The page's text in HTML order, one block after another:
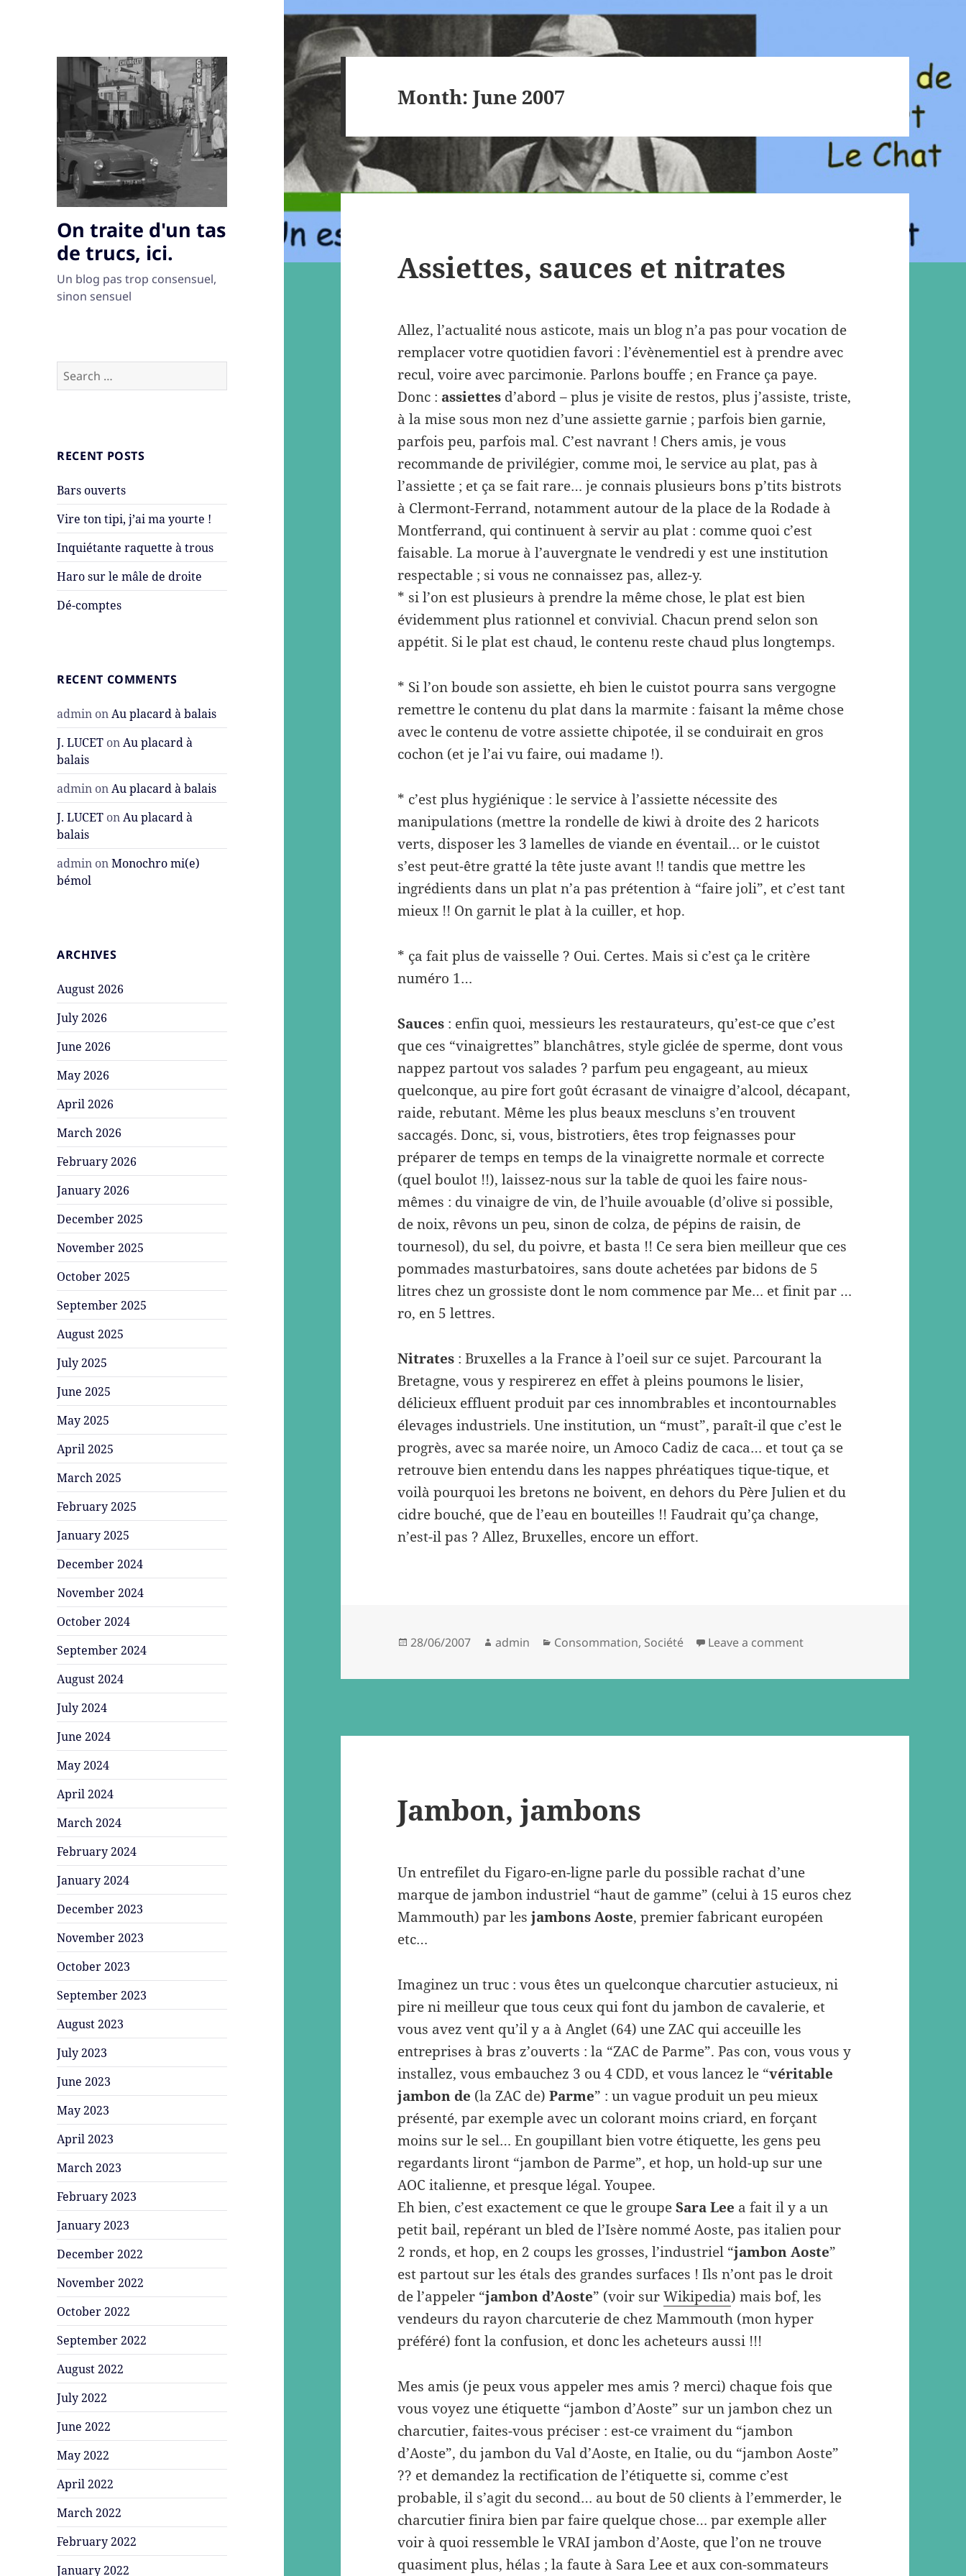
On traite d'un tas
de trucs, ici.
Un blog pas trop consensuel,
sinon sensuel
Search
for:
RECENT POSTS
Bars ouverts
Vire ton tipi, j’ai ma yourte !
Inquiétante raquette à trous
Haro sur le mâle de droite
Dé-comptes
RECENT COMMENTS
admin onAu placard à balais
J. LUCET onAu placard à
balais
admin onAu placard à balais
J. LUCET onAu placard à
balais
admin onMonochro mi(e)
bémol
ARCHIVES
August 2026
July 2026
June 2026
May 2026
April 2026
March 2026
February 2026
January 2026
December 2025
November 2025
October 2025
September 2025
August 2025
July 2025
June 2025
May 2025
April 2025
March 2025
February 2025
January 2025
December 2024
November 2024
October 2024
September 2024
August 2024
July 2024
June 2024
May 2024
April 2024
March 2024
February 2024
January 2024
December 2023
November 2023
October 2023
September 2023
August 2023
July 2023
June 2023
May 2023
April 2023
March 2023
February 2023
January 2023
December 2022
November 2022
October 2022
September 2022
August 2022
July 2022
June 2022
May 2022
April 2022
March 2022
February 2022
January 2022
Month:June 2007
Assiettes, sauces et nitrates
Allez, l’actualité nous asticote, mais un blog n’a pas pour vocation de
remplacer votre quotidien favori : l’évènementiel est à prendre avec
recul, voire avec parcimonie. Parlons bouffe ; en France ça paye.
Donc : assiettes d’abord – plus je visite de restos, plus j’assiste, triste,
à la mise sous mon nez d’une assiette garnie ; parfois bien garnie,
parfois peu, parfois mal. C’est navrant ! Chers amis, je vous
recommande de privilégier, comme moi, le service au plat, pas à
l’assiette ; et ça se fait rare… je connais plusieurs bons p’tits bistrots
à Clermont-Ferrand, notamment autour de la place de la Rodade à
Montferrand, qui continuent à servir au plat : comme quoi c’est
faisable. La morue à l’auvergnate le vendredi y est une institution
respectable ; si vous ne connaissez pas, allez-y.
* si l’on est plusieurs à prendre la même chose, le plat est bien
évidemment plus rationnel et convivial. Chacun prend selon son
appétit. Si le plat est chaud, le contenu reste chaud plus longtemps.
* Si l’on boude son assiette, eh bien le cuistot pourra sans vergogne
remettre le contenu du plat dans la marmite : faisant la même chose
avec le contenu de votre assiette chipotée, il se conduirait en gros
cochon (et je l’ai vu faire, oui madame !).
* c’est plus hygiénique : le service à l’assiette nécessite des
manipulations (mettre la rondelle de kiwi à droite des 2 haricots
verts, disposer les 3 lamelles de viande en éventail… or le cuistot
s’est peut-être gratté la tête juste avant !! tandis que mettre les
ingrédients dans un plat n’a pas prétention à “faire joli”, et c’est tant
mieux !! On garnit le plat à la cuiller, et hop.
* ça fait plus de vaisselle ? Oui. Certes. Mais si c’est ça le critère
numéro 1…
Sauces : enfin quoi, messieurs les restaurateurs, qu’est-ce que c’est
que ces “vinaigrettes” blanchâtres, style giclée de sperme, dont vous
nappez partout vos salades ? parfum peu engageant, au mieux
quelconque, au pire fort goût écrasant de vinaigre d’alcool, décapant,
raide, rebutant. Même les plus beaux mescluns s’en trouvent
saccagés. Donc, si, vous, bistrotiers, êtes trop feignasses pour
préparer de temps en temps de la vinaigrette normale et correcte
(quel boulot !!), laissez-nous sur la table de quoi les faire nous-
mêmes : du vinaigre de vin, de l’huile avouable (d’olive si possible,
de noix, rêvons un peu, sinon de colza, de pépins de raisin, de
tournesol), du sel, du poivre, et basta !! Ce sera bien meilleur que ces
pommades masturbatoires, sans doute achetées par bidons de 5
litres chez un grossiste dont le nom commence par Me… et finit par …
ro, en 5 lettres.
Nitrates : Bruxelles a la France à l’oeil sur ce sujet. Parcourant la
Bretagne, vous y respirerez en effet à pleins poumons le lisier,
délicieux effluent produit par ces innombrables et incontournables
élevages industriels. Une institution, un “must”, paraît-il que c’est le
progrès, avec sa marée noire, un Amoco Cadiz de caca… et tout ça se
retrouve bien entendu dans les nappes phréatiques tique-tique, et
voilà pourquoi les bretons ne boivent, en dehors du Père Julien et du
cidre bouché, que de l’eau en bouteilles !! Faudrait qu’ça change,
n’est-il pas ? Allez, Bruxelles, encore un effort.
Posted
28/06/2007 Author
admin Categories
Consommation, Société Leave a commenton Assiettes, sauces et
Jambon, jambons
Un entrefilet du Figaro-en-ligne parle du possible rachat d’une
marque de jambon industriel “haut de gamme” (celui à 15 euros chez
Mammouth) par lesjambons Aoste, premier fabricant européen
etc…
Imaginez un truc : vous êtes un quelconque charcutier astucieux, ni
pire ni meilleur que tous ceux qui font du jambon de cavalerie, et
vous avez vent qu’il y a à Anglet (64) une ZAC qui acceuille les
entreprises à bras z’ouverts : la “ZAC de Parme”. Pas con, vous vous y
installez, vous embauchez 3 ou 4 CDD, et vous lancez le “véritable
jambon de (la ZAC de)Parme” : un vague produit un peu mieux
présenté, par exemple avec un colorant moins criard, en forçant
moins sur le sel… En goupillant bien votre étiquette, les gens peu
regardants liront “jambon de Parme”, et hop, un hold-up sur une
AOC italienne, et presque légal. Youpee.
Eh bien, c’est exactement ce que le groupeSara Lee a fait il y a un
petit bail, repérant un bled de l’Isère nommé Aoste, pas italien pour
2 ronds, et hop, en 2 coups les grosses, l’industriel “jambon Aoste”
est partout sur les étals des grandes surfaces ! Ils n’ont pas le droit
de l’appeler “jambon d’Aoste” (voir surWikipedia) mais bof, les
vendeurs du rayon charcuterie de chez Mammouth (mon hyper
préféré) font la confusion, et donc les acheteurs aussi !!!
Mes amis (je peux vous appeler mes amis ? merci) chaque fois que
vous voyez une étiquette “jambon d’Aoste” sur un jambon chez un
charcutier, faites-vous préciser : est-ce vraiment du “jambon
d’Aoste”, du jambon du Val d’Aoste, en Italie, ou du “jambon Aoste”
?? et demandez la rectification de l’étiquette si, comme c’est
probable, il s’agit du second… au bout de 50 clients à l’emmerder, le
charcutier finira bien par faire quelque chose… par exemple aller
voir à quoi ressemble le VRAI jambon d’Aoste, que l’on ne trouve
quasiment plus, hélas ; la faute à Sara Lee et aux con-sommateurs